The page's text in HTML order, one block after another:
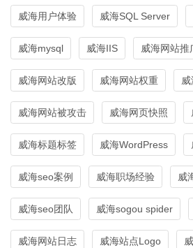
威海用户体验 威海SQL Server
威海mysql 威海IIS 威海网站推
威海网站改版 威海网站权重
威海网站被攻击 威海网页快照
威海标题标签 威海WordPress
威海seo案例 威海职场经验 威
威海seo团队 威海sogou spider
威海网站日志 威海站点Logo